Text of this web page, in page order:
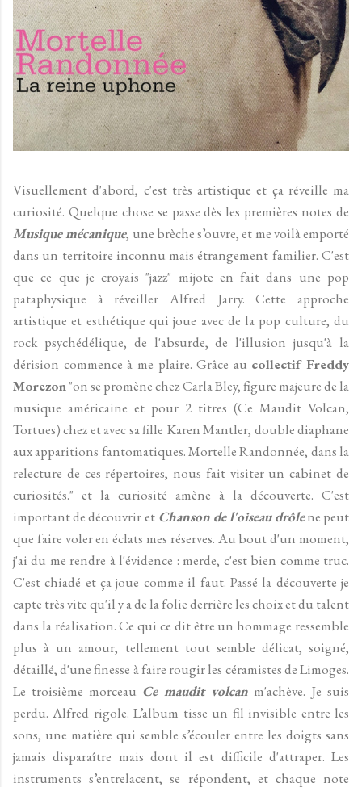
Visuellement d'abord, c'est très artistique et ça réveille ma
curiosité. Quelque chose se passe dès les premières notes de
Musique mécanique, une brèche s’ouvre, et me voilà emporté
dans un territoire inconnu mais étrangement familier. C'est
que ce que je croyais "jazz" mijote en fait dans une pop
pataphysique à réveiller Alfred Jarry. Cette approche
artistique et esthétique qui joue avec de la pop culture, du
rock psychédélique, de l'absurde, de l'illusion jusqu'à la
dérision commence à me plaire. Grâce au collectif Freddy
Morezon"on se promène chez Carla Bley, figure majeure de la
musique américaine et pour 2 titres (Ce Maudit Volcan,
Tortues) chez et avec sa fille Karen Mantler, double diaphane
aux apparitions fantomatiques. Mortelle Randonnée, dans la
relecture de ces répertoires, nous fait visiter un cabinet de
curiosités." et la curiosité amène à la découverte. C'est
important de découvriret Chanson de l'oiseau drôlene peut
que faire voler en éclats mes réserves. Au bout d'un moment,
j'ai du me rendre à l'évidence : merde, c'est bien comme truc.
C'est chiadé et ça joue comme il faut. Passé la découverte je
capte très vite qu'il y a de la folie derrière les choix et du talent
dans la réalisation. Ce qui ce dit être un hommage ressemble
plus à un amour, tellement tout semble délicat, soigné,
détaillé, d'une finesse à faire rougir les céramistes de Limoges.
Le troisième morceau Ce maudit volcan m'achève. Je suis
perdu. Alfred rigole. L’album tisse un fil invisible entre les
sons, une matière qui semble s’écouler entre les doigts sans
jamais disparaître mais dont il est difficile d'attraper. Les
instruments s’entrelacent, se répondent, et chaque note